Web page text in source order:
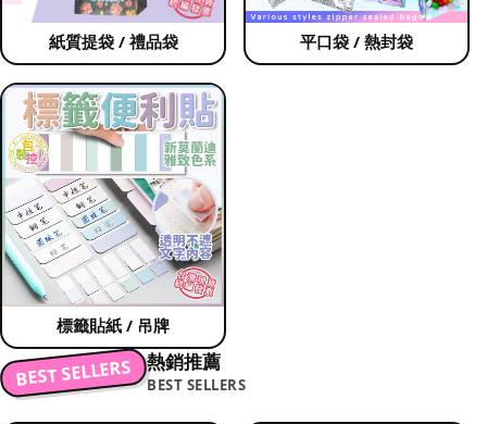
紙質提袋 / 禮品袋 平口袋 / 熱封袋
標籤貼紙 / 吊牌
BEST SELLERS 熱銷推薦
BEST SELLERS